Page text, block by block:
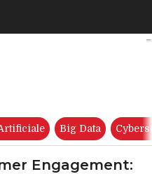
Customer
Big Data
Engagement: